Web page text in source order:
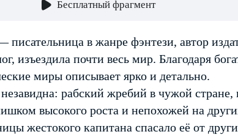
Бесплатный фрагмент
в жанре фэнтези, автор
изъездила почти весь мир. Благодаря
миры описывает ярко и детально.
рабский жребий в чужой стране,
высокого роста и непохожей на
жестокого капитана спасало её от